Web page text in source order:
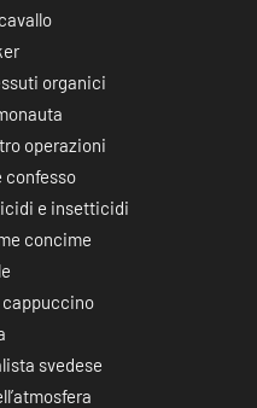
organici
operazioni
confesso
e insetticidi
concime
cappuccino
svedese